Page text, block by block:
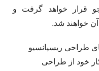
قرار خواهد گرفت و
خواهند شد.
طراحی ریسپانسیو
خود از طراحی